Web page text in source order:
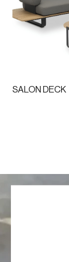
SALON DECK